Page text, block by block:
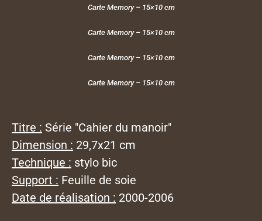
Carte Memory – 15×10 cm
Carte Memory – 15×10 cm
Carte Memory – 15×10 cm
Carte Memory – 15×10 cm
Titre : Série "Cahier du manoir"
Dimension : 29,7x21 cm
Technique : stylo bic
Support : Feuille de soie
Date de réalisation : 2000-2006